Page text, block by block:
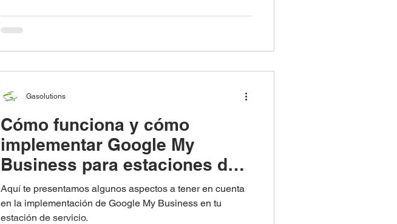
Cómo funciona y cómo
implementar Google My
Business para estaciones de
servicio
Aquí te presentamos algunos aspectos a tener en cuenta
en la implementación de Google My Business en tu
estación de servicio.
Gasolutions